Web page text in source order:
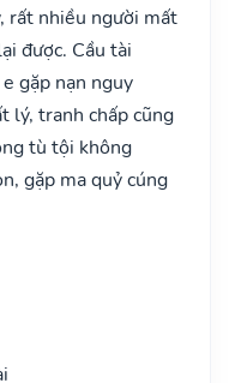
rất nhiều người mất
được. Cầu tài
gặp nạn nguy
lý, tranh chấp cũng
tù tội không
gặp ma quỷ cúng